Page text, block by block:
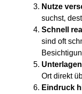
Nutze
suchst,
Schnell
sind oft
Ort direkt
Eindruck